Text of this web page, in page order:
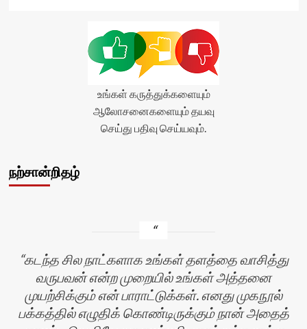
உங்கள் கருத்துக்களையும்
ஆலோசனைகளையும் தயவு
செய்து பதிவு செய்யவும்.
நற்சான்றிதழ்
கடந்த சில நாட்களாக உங்கள் தளத்தை வாசித்து
வருபவன் என்ற முறையில் உங்கள் அத்தனை
முயற்சிக்கும் என் பாராட்டுக்கள். எனது முகநூல்
பக்கத்தில் எழுதிக் கொண்டிருக்கும் நான் அதைத்